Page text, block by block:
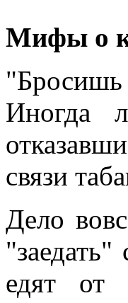
Мифы о
"Бросишь
Иногда
связи
Дело
едят от